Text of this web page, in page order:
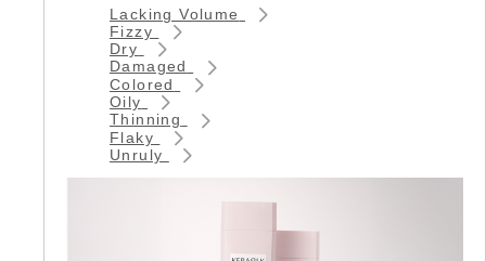
Lacking Volume
Fizzy
Dry
Damaged
Colored
Oily
Thinning
Flaky
Unruly